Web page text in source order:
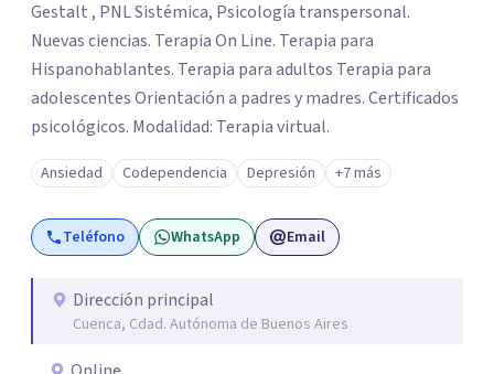
Gestalt , PNL Sistémica, Psicología transpersonal.
Nuevas ciencias. Terapia On Line. Terapia para
Hispanohablantes. Terapia para adultos Terapia para
adolescentes Orientación a padres y madres. Certificados
psicológicos. Modalidad: Terapia virtual.
Ansiedad Codependencia Depresión +7 más
Teléfono WhatsApp Email
Dirección principal
Cuenca, Cdad. Autónoma de Buenos Aires